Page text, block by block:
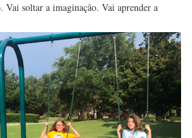
Vai soltar a imaginação. Vai aprender a